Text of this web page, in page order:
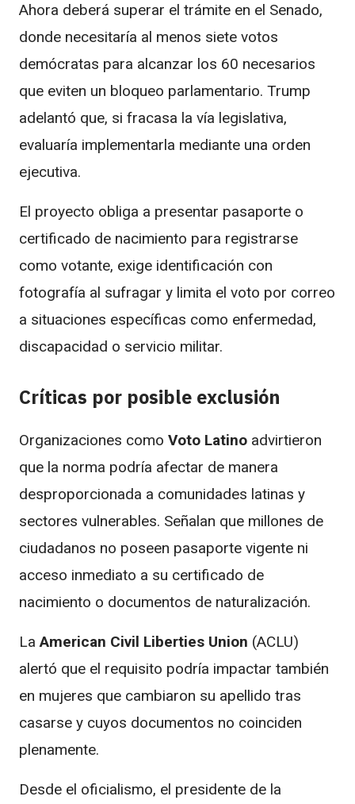
Ahora deberá superar el trámite en el Senado,
donde necesitaría al menos siete votos
demócratas para alcanzar los 60 necesarios
que eviten un bloqueo parlamentario. Trump
adelantó que, si fracasa la vía legislativa,
evaluaría implementarla mediante una orden
ejecutiva.
El proyecto obliga a presentar pasaporte o
certificado de nacimiento para registrarse
como votante, exige identificación con
fotografía al sufragar y limita el voto por correo
a situaciones específicas como enfermedad,
discapacidad o servicio militar.
Críticas por posible exclusión
Organizaciones como Voto Latino advirtieron
que la norma podría afectar de manera
desproporcionada a comunidades latinas y
sectores vulnerables. Señalan que millones de
ciudadanos no poseen pasaporte vigente ni
acceso inmediato a su certificado de
nacimiento o documentos de naturalización.
LaAmerican Civil Liberties Union (ACLU)
alertó que el requisito podría impactar también
en mujeres que cambiaron su apellido tras
casarse y cuyos documentos no coinciden
plenamente.
Desde el oficialismo, el presidente de la